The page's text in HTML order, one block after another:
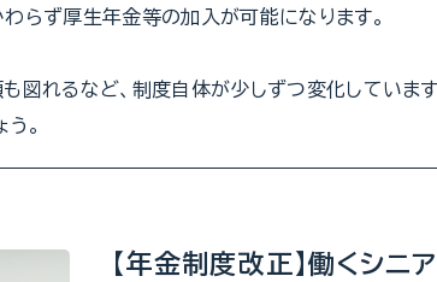
らず厚生年金等の加入が可能になります。
図れるなど、制度自体が少しずつ変化していま
。
【年金制度改正】働くシニ